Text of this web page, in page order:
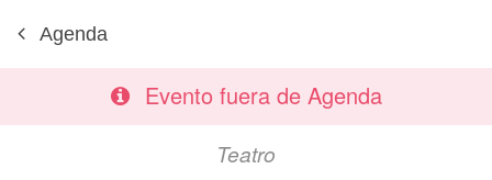
Agenda
Evento fuera de Agenda
Teatro